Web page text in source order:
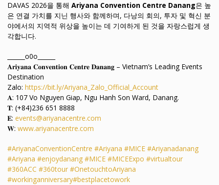
DAVAS 2026을 통해 Ariyana Convention Centre Danang은 높
은 연결 가치를 지닌 행사와 함께하며, 다낭의 회의, 투자 및 혁신 분
야에서의 지역적 위상을 높이는 데 기여하게 된 것을 자랑스럽게 생
각합니다.
______o0o______
𝐀𝐫𝐢𝐲𝐚𝐧𝐚 𝐂𝐨𝐧𝐯𝐞𝐧𝐭𝐢𝐨𝐧 𝐂𝐞𝐧𝐭𝐫𝐞 𝐃𝐚𝐧𝐚𝐧𝐠 – Vietnam’s Leading Events
Destination
Zalo: https://bit.ly/Ariyana_Zalo_Official_Account
𝐀: 107 Vo Nguyen Giap, Ngu Hanh Son Ward, Danang.
𝐓: (+84)236 651 8888
𝐄: events@ariyanacentre.com
𝐖: www.ariyanacentre.com
#AriyanaConventionCentre #Ariyana #MICE #Ariyanadanang
#Ariyana #enjoydanang #MICE #MICEExpo #virtualtour
#360ACC #360tour #OnetouchtoAriyana
#workinganniversary#bestplacetowork